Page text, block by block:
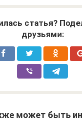
статья?
друзьями:
может быть